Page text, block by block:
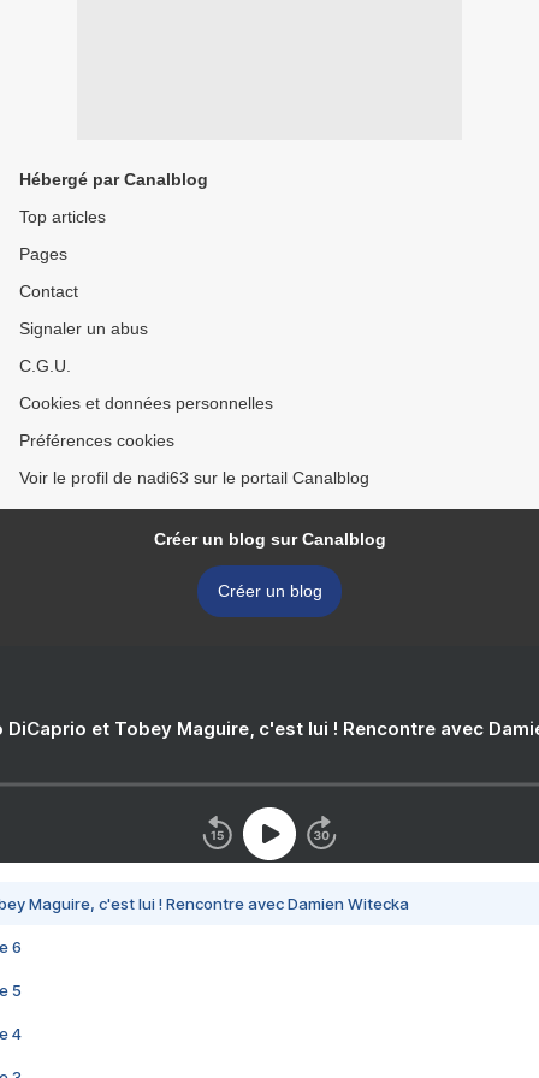
Hébergé par Canalblog
Top articles
Pages
Contact
Signaler un abus
C.G.U.
Cookies et données personnelles
Préférences cookies
Voir le profil de nadi63 sur le portail Canalblog
Créer un blog sur Canalblog
Créer un blog
DiCaprio et Tobey Maguire, c'est lui ! Rencontre avec
Maguire, c'est lui ! Rencontre avec Damien Witecka
6
5
4